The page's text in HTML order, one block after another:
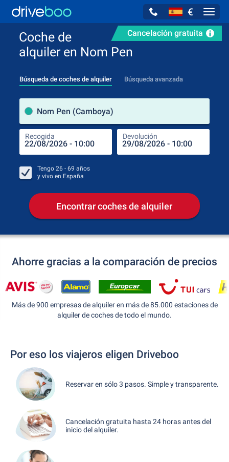
€
Cancelación gratuita
Coche de
alquiler en Nom Pen
Búsqueda de coches de alquiler Búsqueda avanzada
Nom Pen (Camboya)
Recogida Devolución
Tengo 26 - 69 años
y vivo en España
Encontrar coches de alquiler
Ahorre gracias a la comparación de precios
Más de 900 empresas de alquiler en más de 85.000 estaciones de
alquiler de coches de todo el mundo.
Por eso los viajeros eligen Driveboo
Reservar en sólo 3 pasos. Simple y transparente.
Cancelación gratuita hasta 24 horas antes del
inicio del alquiler.